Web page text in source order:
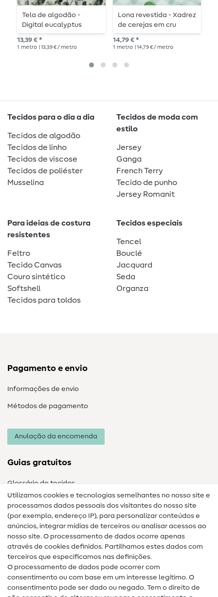
Tela de algodão -
Digital eucalyptus
white
13,39 € *
1 metro | 13,39 € / metro
Lona revestida - Xadrez
de cerejas em cru
14,79 € *
1 metro | 14,79 € / metro
Tecidos para o dia a dia
Tecidos de algodão
Tecidos de linho
Tecidos de viscose
Tecidos de poliéster
Musselina
Tecidos de moda com
estilo
Jersey
Ganga
French Terry
Tecido de punho
Jersey Romanit
Para ideias de costura
resistentes
Feltro
Tecido Canvas
Couro sintético
Softshell
Tecidos para toldos
Tecidos especiais
Tencel
Bouclé
Jacquard
Seda
Organza
Pagamento e envio
Informações de envio
Métodos de pagamento
Anulação da encomenda
Guias gratuitos
Glossário de tecidos
Guias de costura
Ajuda e contacto
Contacto
Mudança de proprietário
Perguntas frequentes (FAQ)
Utilizamos cookies e tecnologias semelhantes no nosso site e
processamos dados pessoais dos visitantes do nosso site
(por exemplo, endereço IP), para personalizar conteúdos e
anúncios, integrar mídias de terceiros ou analisar acessos ao
nosso site. O processamento de dados ocorre apenas
através de cookies definidos. Partilhamos estes dados com
terceiros que especificamos nas definições.
O processamento de dados pode ocorrer com
consentimento ou com base em um interesse legítimo. O
consentimento pode ser dado ou negado. Tem o direito de